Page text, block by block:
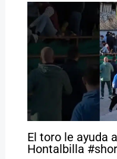
El toro le ayuda
Hontalbilla